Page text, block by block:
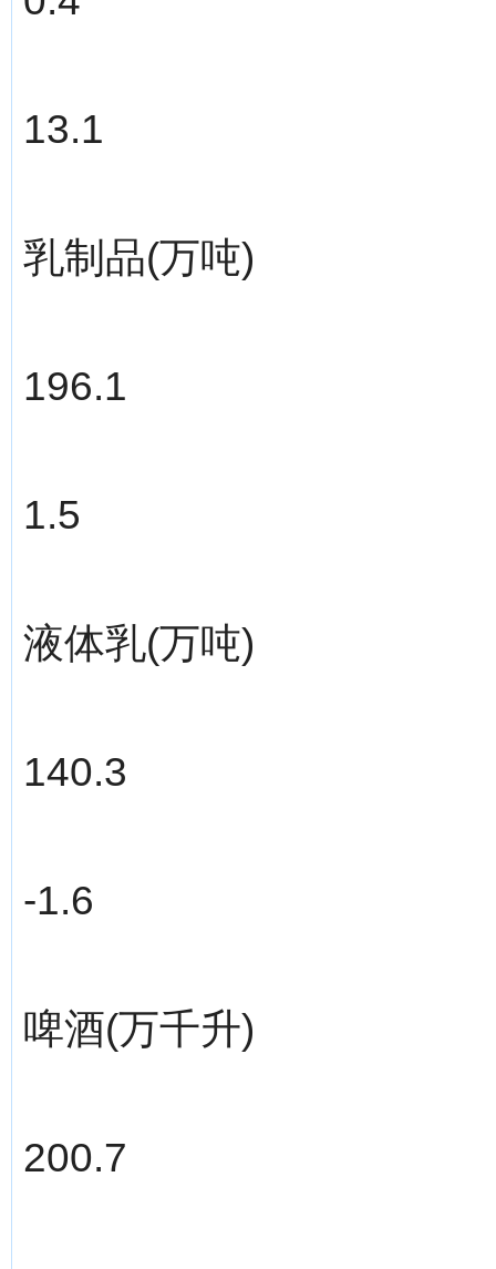
13.1
乳制品(万吨)
196.1
1.5
液体乳(万吨)
140.3
-1.6
啤酒(万千升)
200.7